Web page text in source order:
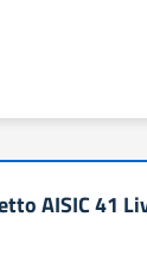
AISIC 41